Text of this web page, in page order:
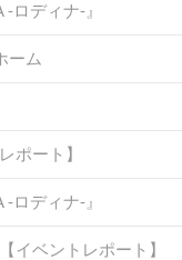
ロディナ-』
ーム
ポート】
ロディナ-』
イベントレポート】